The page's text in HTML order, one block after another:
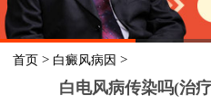
首页 > 白癜风病因 >
白电风病传染吗(治